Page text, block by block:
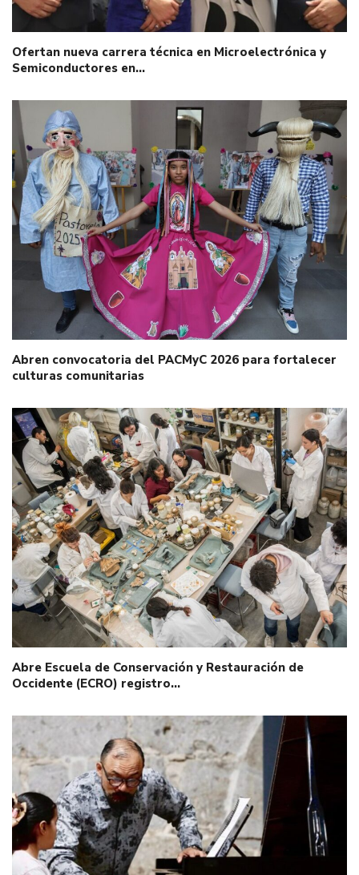
Ofertan nueva carrera técnica en Microelectrónica y
Semiconductores en…
Abren convocatoria del PACMyC 2026 para fortalecer
culturas comunitarias
Abre Escuela de Conservación y Restauración de
Occidente (ECRO) registro…